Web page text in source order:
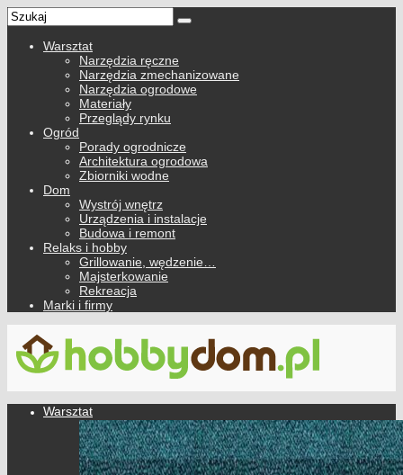
Warsztat
Narzędzia ręczne
Narzędzia zmechanizowane
Narzędzia ogrodowe
Materiały
Przeglądy rynku
Ogród
Porady ogrodnicze
Architektura ogrodowa
Zbiorniki wodne
Dom
Wystrój wnętrz
Urządzenia i instalacje
Budowa i remont
Relaks i hobby
Grillowanie, wędzenie…
Majsterkowanie
Rekreacja
Marki i firmy
Warsztat